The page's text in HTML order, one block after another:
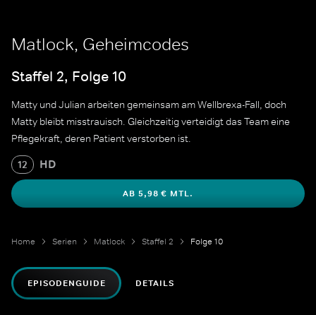
Matlock, Geheimcodes
Staffel 2, Folge 10
Matty und Julian arbeiten gemeinsam am Wellbrexa-Fall, doch
Matty bleibt misstrauisch. Gleichzeitig verteidigt das Team eine
Pflegekraft, deren Patient verstorben ist.
12 HD
AB 5,98 € MTL.
Home Serien Matlock Staffel 2 Folge 10
EPISODENGUIDE DETAILS